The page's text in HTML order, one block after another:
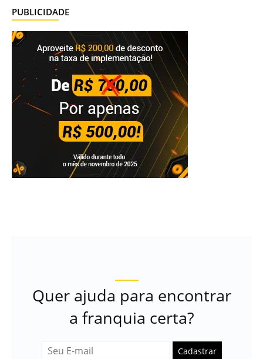
PUBLICIDADE
Quer ajuda para encontrar
a franquia certa?
Cadastrar